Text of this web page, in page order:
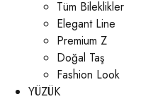
Tüm Bileklikler
Elegant Line
Premium Z
Doğal Taş
Fashion Look
YÜZÜK